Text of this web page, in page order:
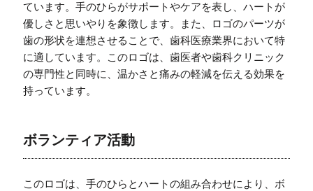
ています。手のひらがサポートやケアを表し、ハートが
優しさと思いやりを象徴します。また、ロゴのパーツが
歯の形状を連想させることで、歯科医療業界において特
に適しています。このロゴは、歯医者や歯科クリニック
の専門性と同時に、温かさと痛みの軽減を伝える効果を
持っています。
ボランティア活動
このロゴは、手のひらとハートの組み合わせにより、ボ